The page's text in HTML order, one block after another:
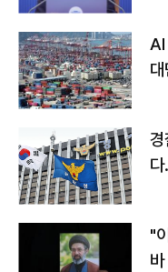
AI
"